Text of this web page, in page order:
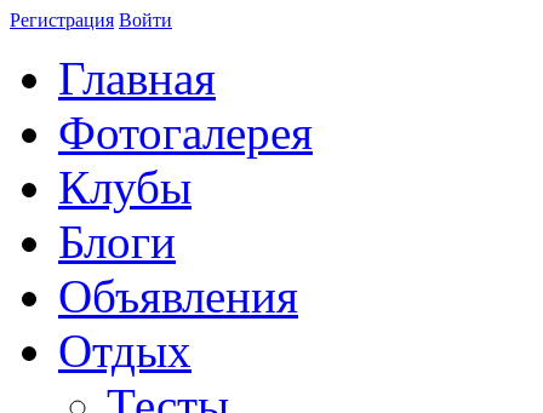
Регистрация Войти
Главная
Фотогалерея
Клубы
Блоги
Объявления
Отдых